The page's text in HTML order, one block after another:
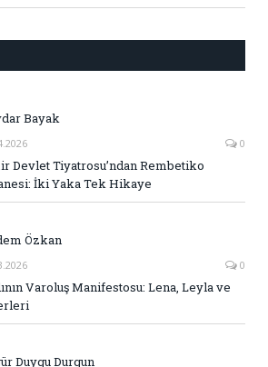
Bayak
0
Devlet Tiyatrosu’ndan Rembetiko
İki Yaka Tek Hikaye
Özkan
0
Varoluş Manifestosu: Lena, Leyla ve
Duygu Durgun